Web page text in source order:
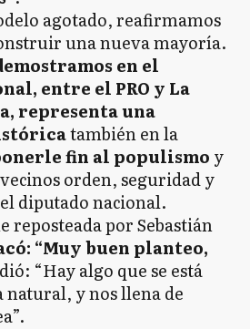
agotado, reafirmamos
una nueva mayoría.
en el
entre el PRO y La
representa una
también en la
fin al populismo y
orden, seguridad y
diputado nacional.
reposteada por Sebastián
“Muy buen planteo,
“Hay algo que se está
natural, y nos llena de